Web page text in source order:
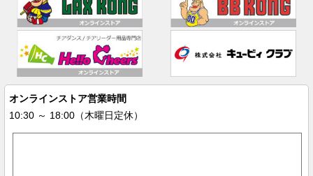
オンラインストア営業時間
10:30 ～ 18:00（木曜日定休）